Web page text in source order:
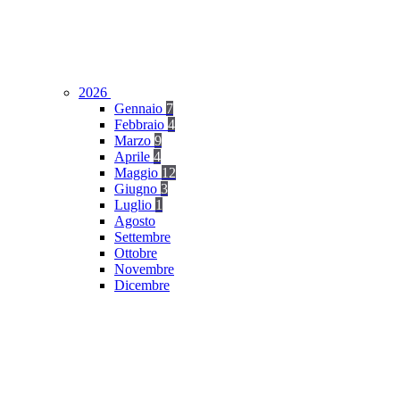
2026
Gennaio 7
Febbraio 4
Marzo 9
Aprile 4
Maggio 12
Giugno 3
Luglio 1
Agosto
Settembre
Ottobre
Novembre
Dicembre